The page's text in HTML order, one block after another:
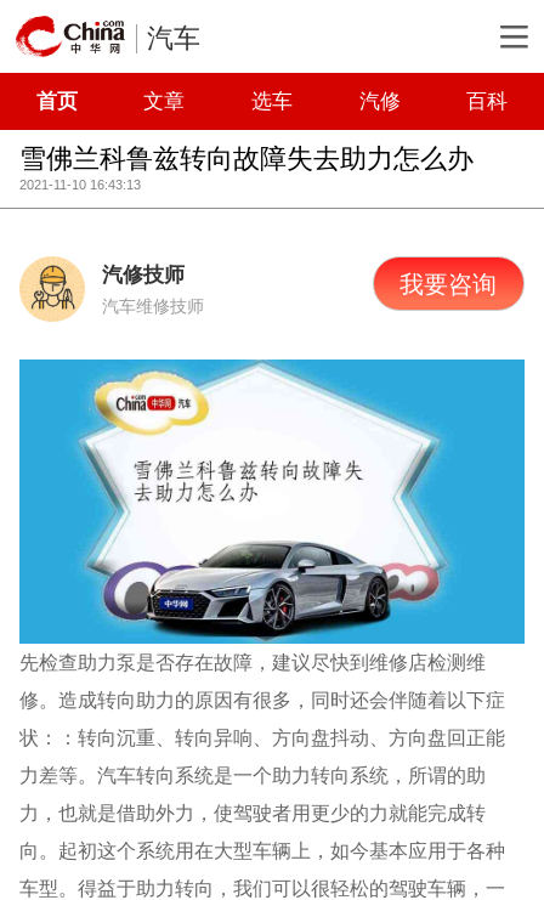
汽车
首页 文章 选车 汽修 百科
雪佛兰科鲁兹转向故障失去助力怎么办
2021-11-10 16:43:13
汽修技师
汽车维修技师
我要咨询
先检查助力泵是否存在故障，建议尽快到维修店检测维
修。造成转向助力的原因有很多，同时还会伴随着以下症
状：：转向沉重、转向异响、方向盘抖动、方向盘回正能
力差等。汽车转向系统是一个助力转向系统，所谓的助
力，也就是借助外力，使驾驶者用更少的力就能完成转
向。起初这个系统用在大型车辆上，如今基本应用于各种
车型。得益于助力转向，我们可以很轻松的驾驶车辆，一